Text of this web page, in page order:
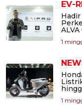
EV-
Hadir
ALVA
1
1